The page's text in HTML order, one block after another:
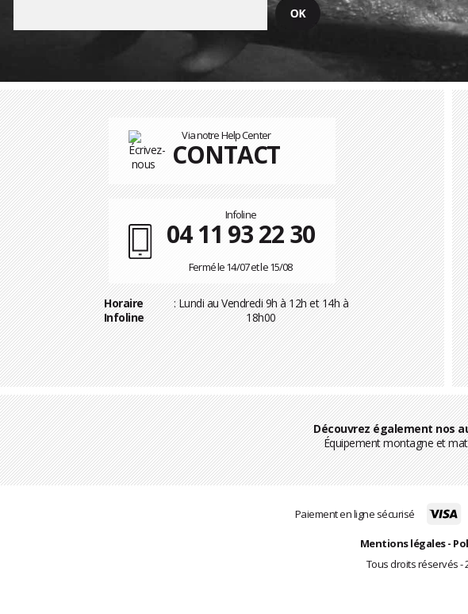
Via notre Help Center
CONTACT
Infoline
04 11 93 22 30
Fermé le 14/07 et le 15/08
Horaire
Infoline
: Lundi au Vendredi 9h à 12h et 14h à
18h00
Découvrez également nos
Équipement montagne et
Paiement en ligne sécurisé
Mentions légales-
Tous droits réservés -